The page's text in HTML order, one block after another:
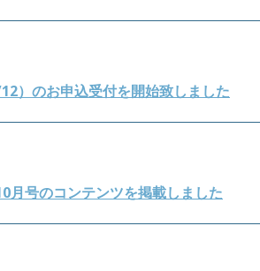
）のお申込受付を開始致しました
号のコンテンツを掲載しました